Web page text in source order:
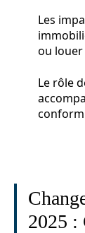
Les
ou louer
Le rôle
2025 :